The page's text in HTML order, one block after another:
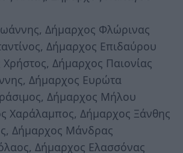
Δήμαρχος Φλώρινας
Δήμαρχος Επιδαύρου
Χρήστος, Δήμαρχος Παιονίας
Δήμαρχος Ευρώτα
Δήμαρχος Μήλου
Χαράλαμπος, Δήμαρχος Ξάνθης
Δήμαρχος Μάνδρας
Δήμαρχος Ελασσόνας